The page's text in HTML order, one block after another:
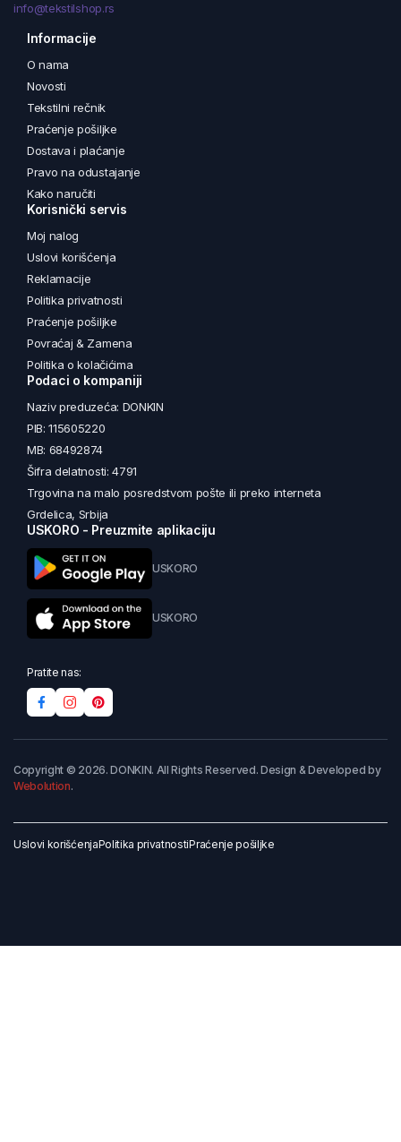
info@tekstilshop.rs
Informacije
O nama
Novosti
Tekstilni rečnik
Praćenje pošiljke
Dostava i plaćanje
Pravo na odustajanje
Kako naručiti
Korisnički servis
Moj nalog
Uslovi korišćenja
Reklamacije
Politika privatnosti
Praćenje pošiljke
Povraćaj & Zamena
Politika o kolačićima
Podaci o kompaniji
Naziv preduzeća: DONKIN
PIB: 115605220
MB: 68492874
Šifra delatnosti: 4791
Trgovina na malo posredstvom pošte ili preko interneta
Grdelica, Srbija
USKORO - Preuzmite aplikaciju
USKORO
USKORO
Pratite nas:
Copyright © 2026. DONKIN. All Rights Reserved. Design & Developed by
Webolution.
Uslovi korišćenjaPolitika privatnostiPraćenje pošiljke